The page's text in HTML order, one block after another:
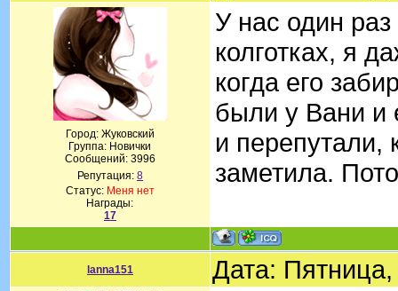
Город: Жуковский
Группа: Новички
Сообщений: 3996
Репутация: 8
Статус: Меня нет
Награды:
17
У нас один
колготках, я
когда его
были у Вани и
и перепутали,
заметила.
lanna151 Дата: